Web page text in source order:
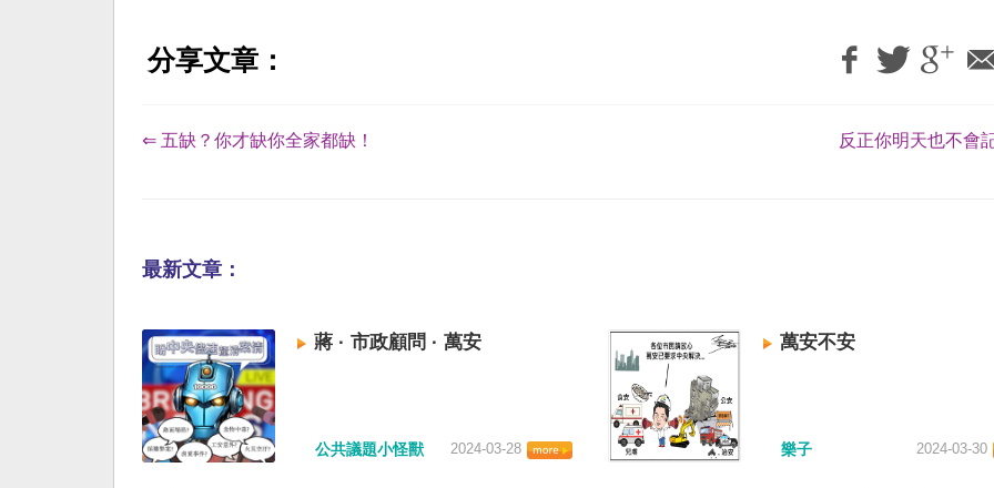
分享文章：
⇐ 五缺？你才缺你全家都缺！ 反正你明天也不會
最新文章：
蔣 · 市政顧問 · 萬安
公共議題小怪獸 2024-03-28
萬安不安
樂子 2024-03-30